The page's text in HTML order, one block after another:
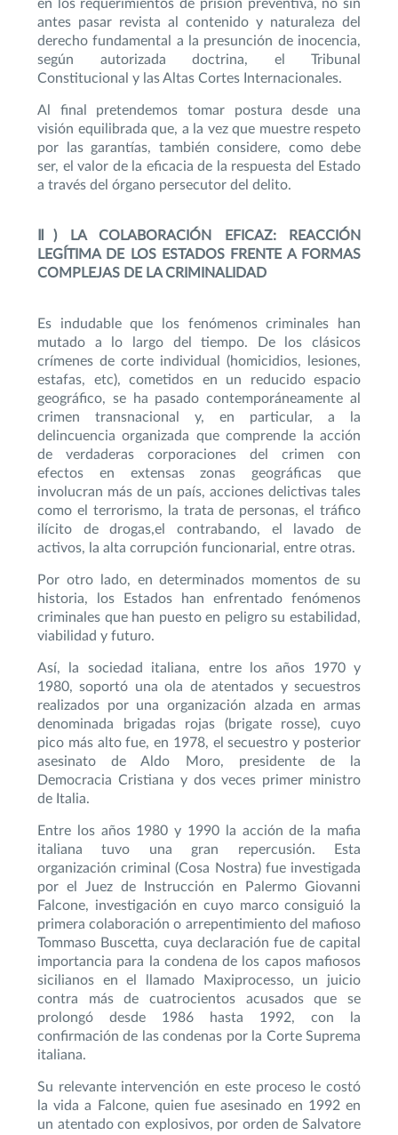
antes pasar revista al contenido y naturaleza del
derecho fundamental a la presunción de inocencia,
según autorizada doctrina, el Tribunal
Constitucional y las Altas Cortes Internacionales.
Al final pretendemos tomar postura desde una
visión equilibrada que, a la vez que muestre respeto
por las garantías, también considere, como debe
ser, el valor de la eficacia de la respuesta del Estado
a través del órgano persecutor del delito.
Ⅱ) LA COLABORACIÓN EFICAZ: REACCIÓN
LEGÍTIMA DE LOS ESTADOS FRENTE A FORMAS
COMPLEJAS DE LA CRIMINALIDAD
Es indudable que los fenómenos criminales han
mutado a lo largo del tiempo. De los clásicos
crímenes de corte individual (homicidios, lesiones,
estafas, etc), cometidos en un reducido espacio
geográfico, se ha pasado contemporáneamente al
crimen transnacional y, en particular, a la
delincuencia organizada que comprende la acción
de verdaderas corporaciones del crimen con
efectos en extensas zonas geográficas que
involucran más de un país, acciones delictivas tales
como el terrorismo, la trata de personas, el tráfico
ilícito de drogas,el contrabando, el lavado de
activos, la alta corrupción funcionarial, entre otras.
Por otro lado, en determinados momentos de su
historia, los Estados han enfrentado fenómenos
criminales que han puesto en peligro su estabilidad,
viabilidad y futuro.
Así, la sociedad italiana, entre los años 1970 y
1980, soportó una ola de atentados y secuestros
realizados por una organización alzada en armas
denominada brigadas rojas (brigate rosse), cuyo
pico más alto fue, en 1978, el secuestro y posterior
asesinato de Aldo Moro, presidente de la
Democracia Cristiana y dos veces primer ministro
de Italia.
Entre los años 1980 y 1990 la acción de la mafia
italiana tuvo una gran repercusión. Esta
organización criminal (Cosa Nostra) fue investigada
por el Juez de Instrucción en Palermo Giovanni
Falcone, investigación en cuyo marco consiguió la
primera colaboración o arrepentimiento del mafioso
Tommaso Buscetta, cuya declaración fue de capital
importancia para la condena de los capos mafiosos
sicilianos en el llamado Maxiprocesso, un juicio
contra más de cuatrocientos acusados que se
prolongó desde 1986 hasta 1992, con la
confirmación de las condenas por la Corte Suprema
italiana.
Su relevante intervención en este proceso le costó
la vida a Falcone, quien fue asesinado en 1992 en
un atentado con explosivos, por orden de Salvatore